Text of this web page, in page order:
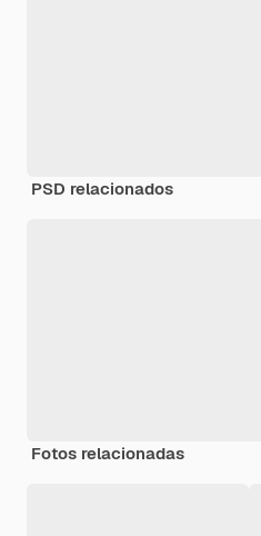
PSD relacionados
Fotos relacionadas